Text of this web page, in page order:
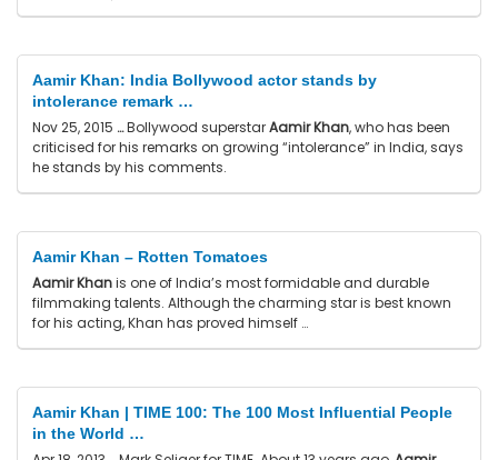
Aamir Khan: India Bollywood actor stands by
intolerance remark …
Nov 25, 2015 …Bollywood superstarAamir Khan, who has been
criticised for his remarks on growing “intolerance” in India, says
he stands by his comments.
Aamir Khan – Rotten Tomatoes
Aamir Khanis one of India’s most formidable and durable
filmmaking talents. Although the charming star is best known
for his acting, Khan has proved himself …
Aamir Khan | TIME 100: The 100 Most Influential People
in the World …